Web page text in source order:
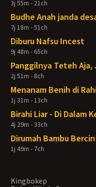
3j 55m - 21ch
Budhe Anah janda
7j 18m - 51ch
Diburu Nafsu Incest
9j 48m - 65ch
Panggilnya Teteh
2j 51m - 8ch
Menanam Benih di
1j 31m - 13ch
Birahi Liar - Di Dalam
4j 29m - 33ch
Dirumah Bambu
1j 49m - 7ch
Kingbokep